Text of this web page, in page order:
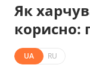
Як
корисно:
UA RU